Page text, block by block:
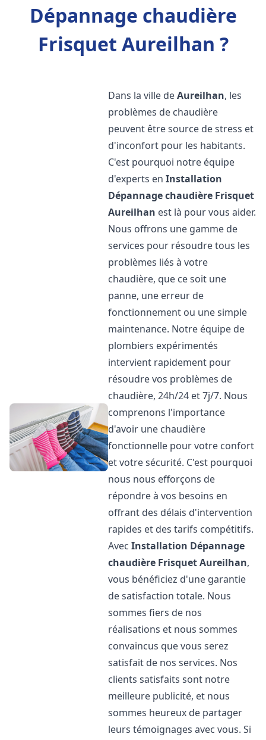
Dépannage chaudière
Frisquet Aureilhan ?
Dans la ville deAureilhan, les
problèmes de chaudière
peuvent être source de stress et
d'inconfort pour les habitants.
C'est pourquoi notre équipe
d'experts enInstallation
Dépannage chaudière Frisquet
Aureilhan est là pour vous aider.
Nous offrons une gamme de
services pour résoudre tous les
problèmes liés à votre
chaudière, que ce soit une
panne, une erreur de
fonctionnement ou une simple
maintenance. Notre équipe de
plombiers expérimentés
intervient rapidement pour
résoudre vos problèmes de
chaudière, 24h/24 et 7j/7. Nous
comprenons l'importance
d'avoir une chaudière
fonctionnelle pour votre confort
et votre sécurité. C'est pourquoi
nous nous efforçons de
répondre à vos besoins en
offrant des délais d'intervention
rapides et des tarifs compétitifs.
AvecInstallation Dépannage
chaudière FrisquetAureilhan,
vous bénéficiez d'une garantie
de satisfaction totale. Nous
sommes fiers de nos
réalisations et nous sommes
convaincus que vous serez
satisfait de nos services. Nos
clients satisfaits sont notre
meilleure publicité, et nous
sommes heureux de partager
leurs témoignages avec vous. Si